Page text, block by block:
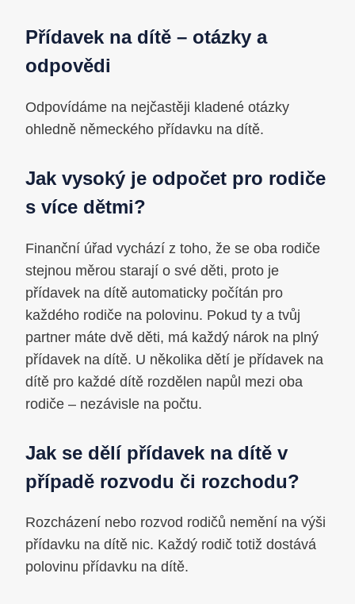
Přídavek na dítě – otázky a
odpovědi
Odpovídáme na nejčastěji kladené otázky
ohledně německého přídavku na dítě.
Jak vysoký je odpočet pro rodiče
s více dětmi?
Finanční úřad vychází z toho, že se oba rodiče
stejnou měrou starají o své děti, proto je
přídavek na dítě automaticky počítán pro
každého rodiče na polovinu. Pokud ty a tvůj
partner máte dvě děti, má každý nárok na plný
přídavek na dítě. U několika dětí je přídavek na
dítě pro každé dítě rozdělen napůl mezi oba
rodiče – nezávisle na počtu.
Jak se dělí přídavek na dítě v
případě rozvodu či rozchodu?
Rozcházení nebo rozvod rodičů nemění na výši
přídavku na dítě nic. Každý rodič totiž dostává
polovinu přídavku na dítě.